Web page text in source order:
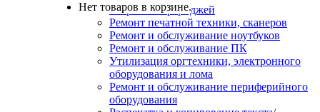
Нет товаров в корзине.
Заправка картриджей
Ремонт печатной техники, сканеров
Ремонт и обслуживание ноутбуков
Ремонт и обслуживание ПК
Утилизация оргтехники, электронного
оборудования и лома
Ремонт и обслуживание периферийного
оборудования